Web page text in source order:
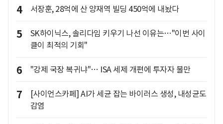
4 서장훈, 28억에 산 양재역 빌딩 450억에 내놨다
5
SK하이닉스, 솔리다임 키우기 나선 이유는…"이번 사이
클이 최적의 기회"
6 "강제 국장 복귀냐"… ISA 세제 개편에 투자자 불만
7
[사이언스카페] AI가 세균 잡는 바이러스 생성, 내성균도
감염